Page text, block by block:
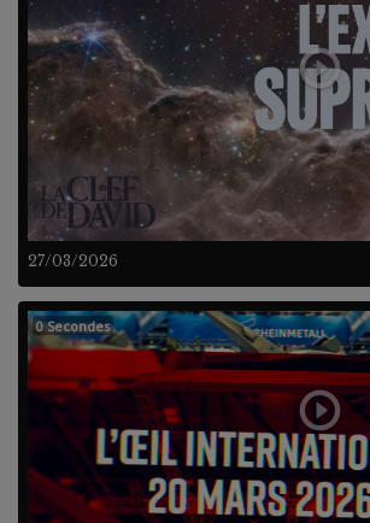
27/03/2026
0 Secondes